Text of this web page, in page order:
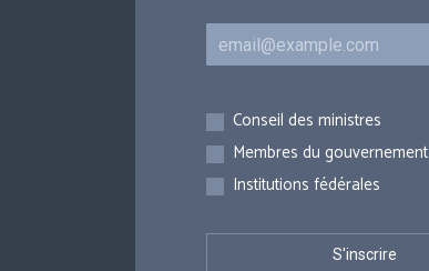
Courriel
Inscriptions
Conseil des ministres
Membres du gouvernement
Institutions fédérales